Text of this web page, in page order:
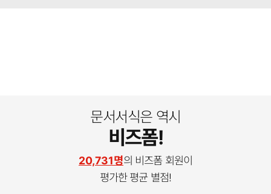
문서서식은 역시
비즈폼!
20,731명의 비즈폼 회원이
평가한 평균 별점!